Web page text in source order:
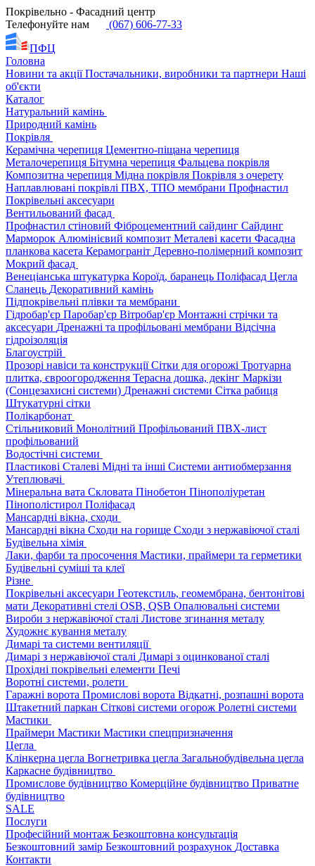
Покрівельно - Фасадний центр
Телефонуйте нам
(067) 606-77-33
ПФЦ
Головна
Новини та акціїПостачальники, виробники та партнери Наші
об'єкти
Каталог
Натуральний камінь
Природний камінь
Покрівля
Керамічна черепиця Цементно-піщана черепиця
Металочерепиця Бітумна черепиця Фальцева покрівля
Композитна черепиця Мідна покрівля Покрівля з очерету
Наплавлювані покрівлі ПВХ, ТПО мембрани Профнастил
Покрівельні аксесуари
Вентильований фасад
Профнастил стіновий Фіброцементний сайдинг Сайдинг
Марморок Алюмінієвий композит Металеві касети Фасадна
планкова касета Керамограніт Деревно-полімерний композит
Мокрий фасад
Венеціанська штукатурка Короїд, баранець Поліфасад Цегла
Сланець Декоративний камінь
Підпокрівельні плівки та мембрани
Гідробар'єр Паробар'єр Вітробар'єр Монтажні стрічки та
аксесуари Дренажні та профільовані мембрани Відсічна
гідроізоляція
Благоустрій
Прозорі навіси та конструкціїСітки для огорожі Тротуарна
плитка, євроогородження Терасна дошка, декінг Маркізи
(Сонцезахисні системи) Дренажні системи Сітка рабиця
Штукатурні сітки
Полікарбонат
Стільниковий Монолітний Профільований ПВХ-лист
профільований
Водостічні системи
Пластикові Сталеві Мідні та інші Системи антиобмерзання
Утеплювачі
Мінеральна вата Скловата Пінобетон Пінополіуретан
Пінополістирол Поліфасад
Мансардні вікна, сходи
Мансардні вікна Сходи на горище Сходи з нержавіючої сталі
Будівельна хімія
Лаки, фарби та просочення Мастики, праймери та герметики
Будівельні суміші та клеї
Різне
Покрівельні аксесуари Геотекстиль, геомембрана, бентонітові
мати Декоративні стелі OSB, QSB Опалювальні системи
Вироби з нержавіючої сталі Листове згинання металу
Художнє кування металу
Димарі та системи вентиляції
Димарі з нержавіючої сталі Димарі з оцинкованої сталі
Прохідні покрівельні елементи Печі
Воротні системи, ролети
Гаражні ворота Промислові ворота Відкатні, розпашні ворота
Штакетний паркан Сіткові системи огорож Ролетні системи
Мастики
Праймери Мастики Мастики спецпризначення
Цегла
Клінкерна цегла Вогнетривка цегла Загальнобудівельна цегла
Каркасне будівництво
Промислове будівництво Комерційне будівництво Приватне
будівництво
SALE
Послуги
Професійний монтаж Безкоштовна консультація
Безкоштовний замір Безкоштовний розрахунок Доставка
Контакти